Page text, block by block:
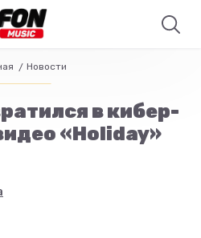
Новости
в кибер-
«Holiday»